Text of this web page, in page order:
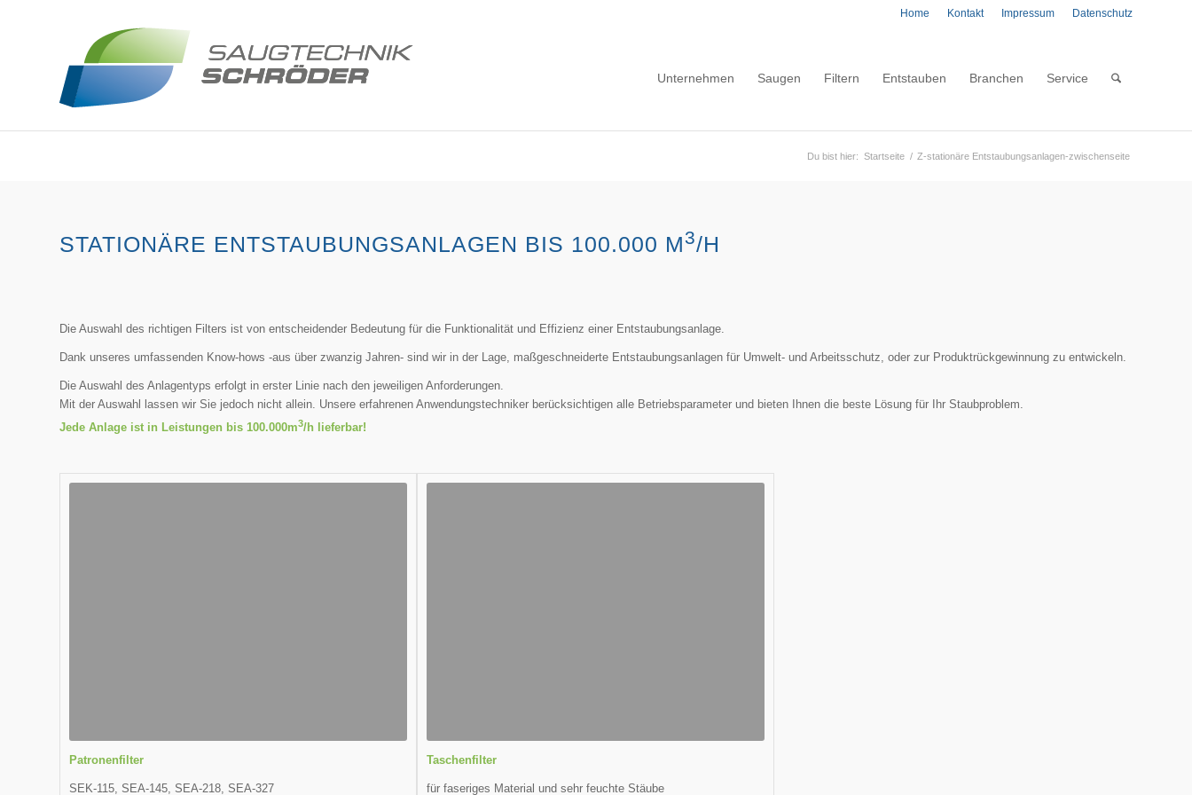
Home Kontakt Impressum Datenschutz
Unternehmen Saugen Filtern Entstauben Branchen Service
Du bist hier: Startseite / Z-stationäre Entstaubungsanlagen-zwischenseite
STATIONÄRE ENTSTAUBUNGSANLAGEN BIS 100.000 M3/H
Die Auswahl des richtigen Filters ist von entscheidender Bedeutung für die Funktionalität und Effizienz einer Entstaubungsanlage.
Dank unseres umfassenden Know-hows -aus über zwanzig Jahren- sind wir in der Lage, maßgeschneiderte Entstaubungsanlagen für Umwelt- und Arbeitsschutz, oder zur Produktrückgewinnung zu entwickeln.
Die Auswahl des Anlagentyps erfolgt in erster Linie nach den jeweiligen Anforderungen.
Mit der Auswahl lassen wir Sie jedoch nicht allein. Unsere erfahrenen Anwendungstechniker berücksichtigen alle Betriebsparameter und bieten Ihnen die beste Lösung für Ihr Staubproblem.
Jede Anlage ist in Leistungen bis 100.000m3/h lieferbar!
Patronenfilter
SEK-115, SEA-145, SEA-218, SEA-327
Taschenfilter
für faseriges Material und sehr feuchte Stäube